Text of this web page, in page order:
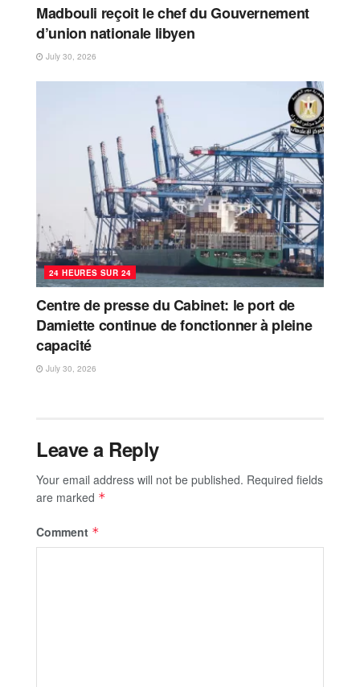
Madbouli reçoit le chef du Gouvernement
d’union nationale libyen
July 30, 2026
24 HEURES SUR 24
Centre de presse du Cabinet: le port de
Damiette continue de fonctionner à pleine
capacité
July 30, 2026
Leave a Reply
Your email address will not be published. Required fields
are marked *
Comment *